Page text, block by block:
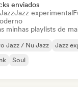
enviados
Jazz experimental
minhas playlists de
Jazz / Nu Jazz
Jazz
Soul